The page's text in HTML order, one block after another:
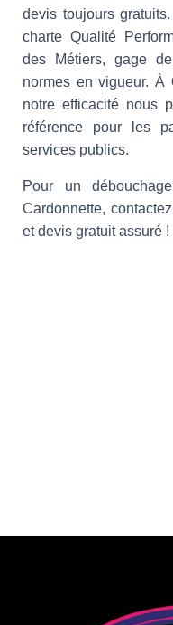
devis toujours
charte Qualité
des Métiers, gage
normes en vigueur. À
notre efficacité nous
référence pour les
services publics.
Pour un
Cardonnette,
et devis gratuit assuré !